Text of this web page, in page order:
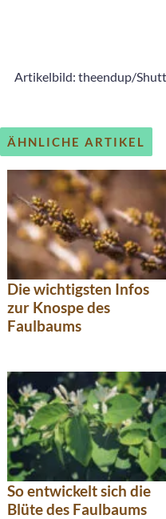
Artikelbild: theendup/
ÄHNLICHE ARTIKEL
Die wichtigsten Infos
zur Knospe des
Faulbaums
So entwickelt sich die
Blüte des Faulbaums